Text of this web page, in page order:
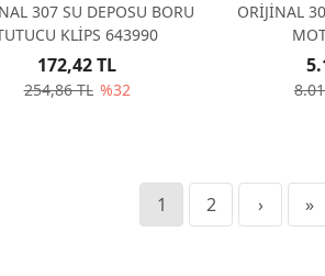
307 SU DEPOSU BORU
KLİPS 643990
254,86 TL %32
172,42 TL
ORİJİNAL
1 2 › »